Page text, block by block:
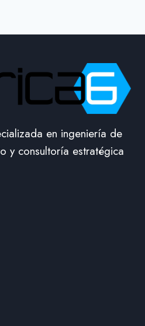
en ingeniería de
y consultoría estratégica